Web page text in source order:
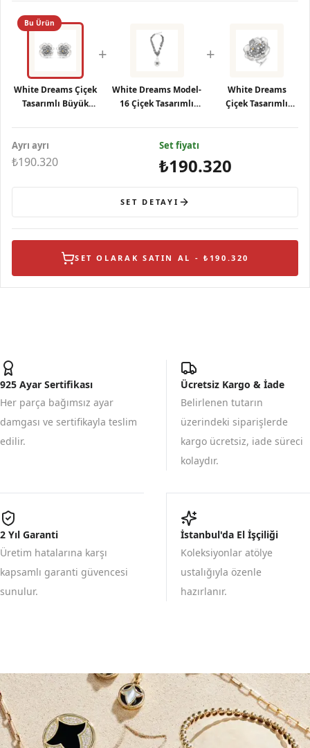
Bu Ürün
White Dreams Çiçek
Tasarımlı Büyük
+
White Dreams Model-
16 Çiçek Tasarımlı
+
White Dreams
Çiçek Tasarımlı
Yüzük
Ayrı ayrı
₺190.320
Set fiyatı
₺190.320
SET DETAYI
SET OLARAK SATIN AL - ₺190.320
925 Ayar Sertifikası
Her parça bağımsız ayar
damgası ve sertifikayla teslim
edilir.
Ücretsiz Kargo & İade
Belirlenen tutarın
üzerindeki siparişlerde
kargo ücretsiz, iade süreci
kolaydır.
2 Yıl Garanti
Üretim hatalarına karşı
kapsamlı garanti güvencesi
sunulur.
İstanbul'da El İşçiliği
Koleksiyonlar atölye
ustalığıyla özenle
hazırlanır.